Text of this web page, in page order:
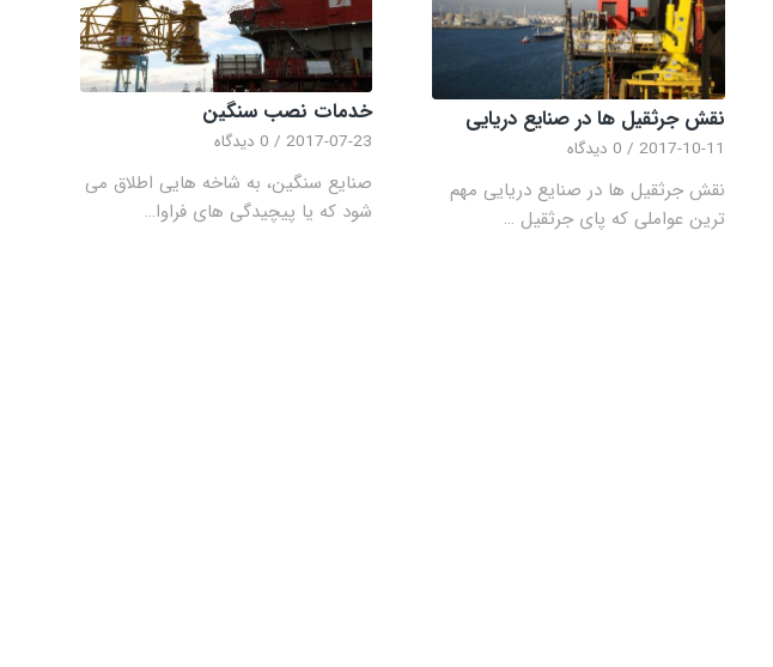
نقش جرثقیل ها در صنایع دریایی
2017-10-11
/ 0 دیدگاه
نقش جرثقیل ها در صنایع دریایی مهم
ترین عواملی که پای جرثقیل …
خدمات نصب سنگین
2017-07-23
/ 0 دیدگاه
صنایع سنگین، به شاخه هایی اطلاق می
شود که یا پیچیدگی های فراوا…